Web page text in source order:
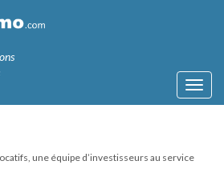
une équipe d’investisseurs au service